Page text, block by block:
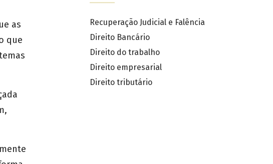
as
que
Recuperação Judicial e Falência
Direito Bancário
Direito do trabalho
Direito empresarial
Direito tributário